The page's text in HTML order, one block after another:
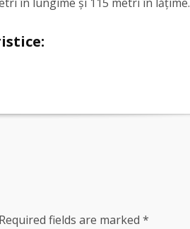
fields are marked *